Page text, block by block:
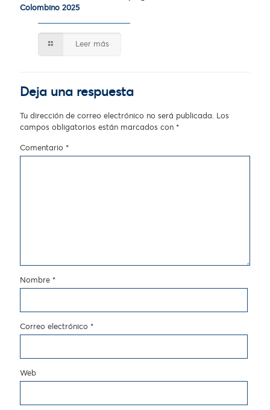
Colombino 2025
Leer más
Deja una respuesta
Tu dirección de correo electrónico no será publicada. Los
campos obligatorios están marcados con *
Comentario *
Nombre *
Correo electrónico *
Web